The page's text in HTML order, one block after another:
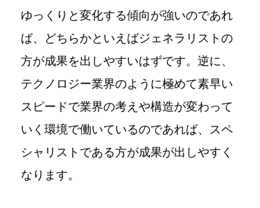
ゆっくりと変化する傾向が強いのであれ
ば、どちらかといえばジェネラリストの
方が成果を出しやすいはずです。逆に、
テクノロジー業界のように極めて素早い
スピードで業界の考えや構造が変わって
いく環境で働いているのであれば、スペ
シャリストである方が成果が出しやすく
なります。